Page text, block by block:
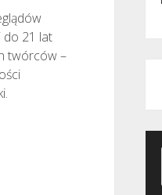
do 21 lat
twórców –